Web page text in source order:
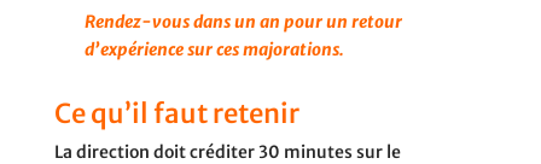
Rendez-vous dans un an pour un retour
d’expérience sur ces majorations.
Ce qu’il faut retenir
La direction doit créditer 30 minutes sur le